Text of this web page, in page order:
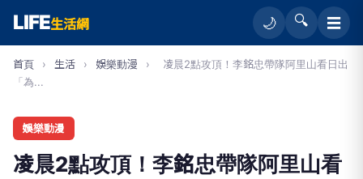
LIFE生活網 🌙 🔍 ☰
首頁 › 生活 › 娛樂動漫 ›
凌晨2點攻頂！李銘忠帶隊阿里山看日出
「為...
娛樂動漫
凌晨2點攻頂！李銘忠帶隊阿里山看